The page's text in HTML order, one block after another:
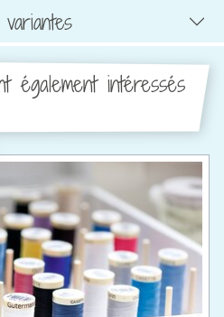
également intéressés